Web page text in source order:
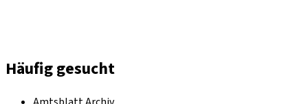
Häufig gesucht